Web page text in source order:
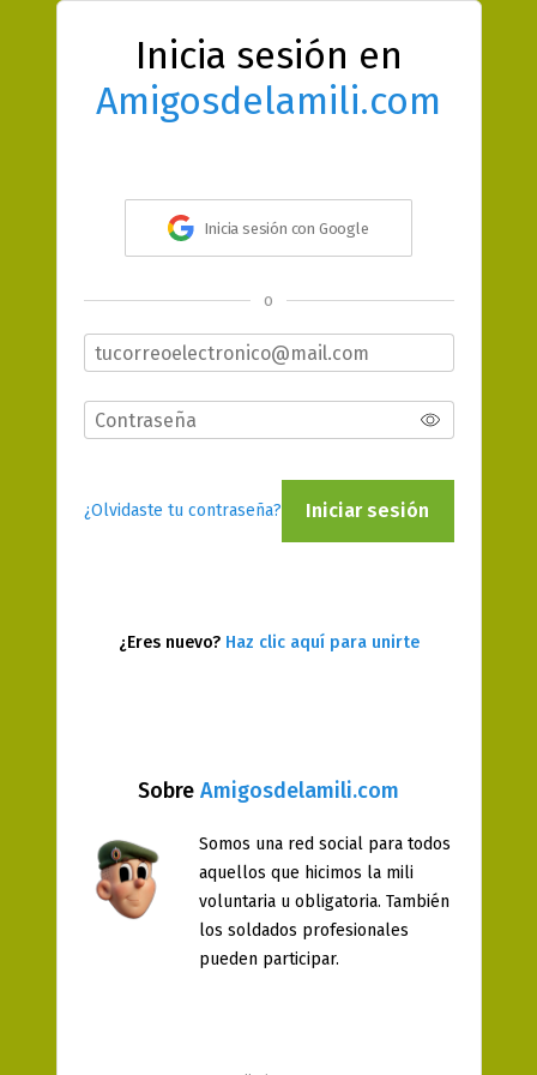
Sobre Amigosdelamili.com
Somos una red social para todos
aquellos que hicimos la mili
voluntaria u obligatoria. También
los soldados profesionales
pueden participar.
Inicia sesión en
Amigosdelamili.com
Inicia sesión con Google
o
¿Olvidaste tu contraseña? Iniciar sesión
¿Eres nuevo? Haz clic aquí para unirte